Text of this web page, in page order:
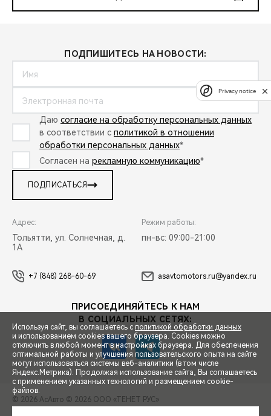
СПЕЦПРЕДЛОЖЕНИЯ
ЗАПИСЬ НА ТЕСТ-ДРАЙВ
ПОДПИШИТЕСЬ НА НОВОСТИ:
Даю согласие на обработку персональных данных
в соответствии с политикой в отношении
обработки персональных данных*
Согласен на рекламную коммуникацию*
ПОДПИСАТЬСЯ
Адрес:
Тольятти, ул. Солнечная, д.
1А
Режим работы:
пн-вс: 09:00-21:00
+7 (848) 268-60-69 asavtomotors.ru@yandex.ru
ПРИСОЕДИНЯЙТЕСЬ К НАМ
В СОЦИАЛЬНЫХ СЕТЯХ:
© 2026 АсАвто © 2026 ООО «ТЕНЕТ РУС»
Используя сайт, вы соглашаетесь с политикой обработки данных
и использованием cookies вашего браузера. Cookies можно
отключить в любой момент в настройках браузера. Для обеспечения
оптимальной работы и улучшения пользовательского опыта на сайте
могут использоваться системы веб-аналитики (в том числе
Яндекс.Метрика). Продолжая использование сайта, Вы соглашаетесь
с применением указанных технологий и размещением cookie-
файлов.
Privacy notice